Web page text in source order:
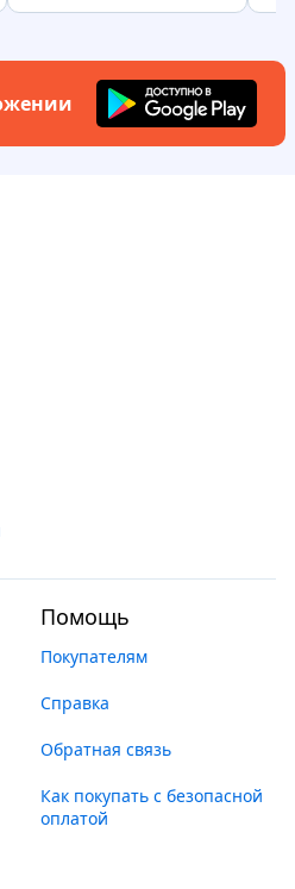
Помощь
Покупателям
Справка
Обратная связь
Как покупать с безопасной
оплатой